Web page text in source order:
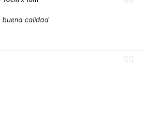
buena calidad